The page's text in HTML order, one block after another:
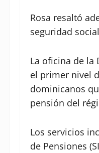
Rosa resaltó
seguridad
La oficina de la
el primer nivel
dominicanos
pensión del
Los servicios
de Pensiones